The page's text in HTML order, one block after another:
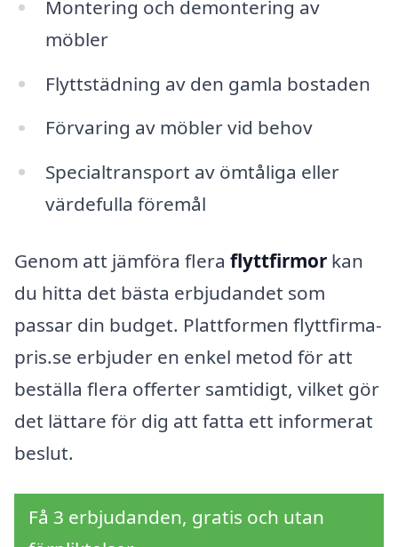
Montering och demontering av
möbler
Flyttstädning av den gamla bostaden
Förvaring av möbler vid behov
Specialtransport av ömtåliga eller
värdefulla föremål
Genom att jämföra flera flyttfirmor kan
du hitta det bästa erbjudandet som
passar din budget. Plattformen flyttfirma-
pris.se erbjuder en enkel metod för att
beställa flera offerter samtidigt, vilket gör
det lättare för dig att fatta ett informerat
beslut.
Få 3 erbjudanden, gratis och utan